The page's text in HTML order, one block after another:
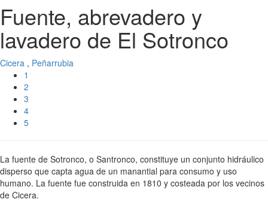
Fuente, abrevadero y
lavadero de El Sotronco
Cicera , Peñarrubia
1
2
3
4
5
La fuente de Sotronco, o Santronco, constituye un conjunto hidráulico
disperso que capta agua de un manantial para consumo y uso
humano. La fuente fue construida en 1810 y costeada por los vecinos
de Cicera.